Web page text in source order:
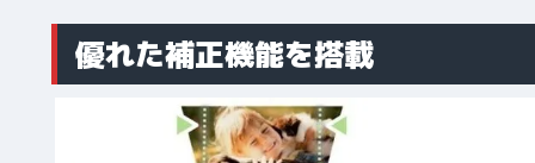
優れた補正機能を搭載